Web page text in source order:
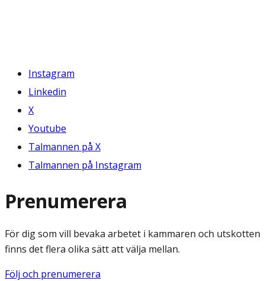
Instagram
Linkedin
X
Youtube
Talmannen på X
Talmannen på Instagram
Prenumerera
För dig som vill bevaka arbetet i kammaren och utskotten
finns det flera olika sätt att välja mellan.
Följ och prenumerera